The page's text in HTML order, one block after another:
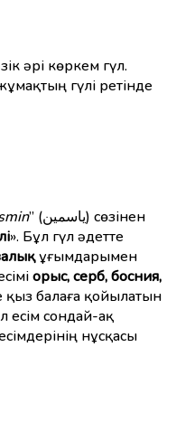
әрі көркем гүл.
гүлі ретінде
” (ياسمين) сөзінен
». Бұл гүл әдетте
ұғымдарымен
орыc, серб, босния,
қыз балаға қойылатын
есім сондай-ақ
нұсқасы